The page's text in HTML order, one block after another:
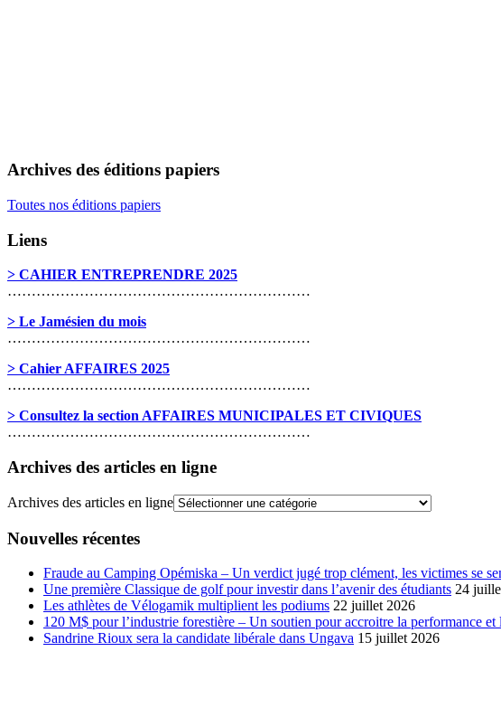
Archives des éditions papiers
Toutes nos éditions papiers
Liens
> CAHIER ENTREPRENDRE 2025
………………………………………………………
> Le Jamésien du mois
………………………………………………………
> Cahier AFFAIRES 2025
………………………………………………………
> Consultez la section AFFAIRES MUNICIPALES ET CIVIQUES
………………………………………………………
Archives des articles en ligne
Archives des articles en ligne
Nouvelles récentes
Fraude au Camping Opémiska – Un verdict jugé trop clément, les victimes se
Une première Classique de golf pour investir dans l’avenir des étudiants 24
Les athlètes de Vélogamik multiplient les podiums 22 juillet 2026
120 M$ pour l’industrie forestière – Un soutien pour accroitre la performance
Sandrine Rioux sera la candidate libérale dans Ungava 15 juillet 2026